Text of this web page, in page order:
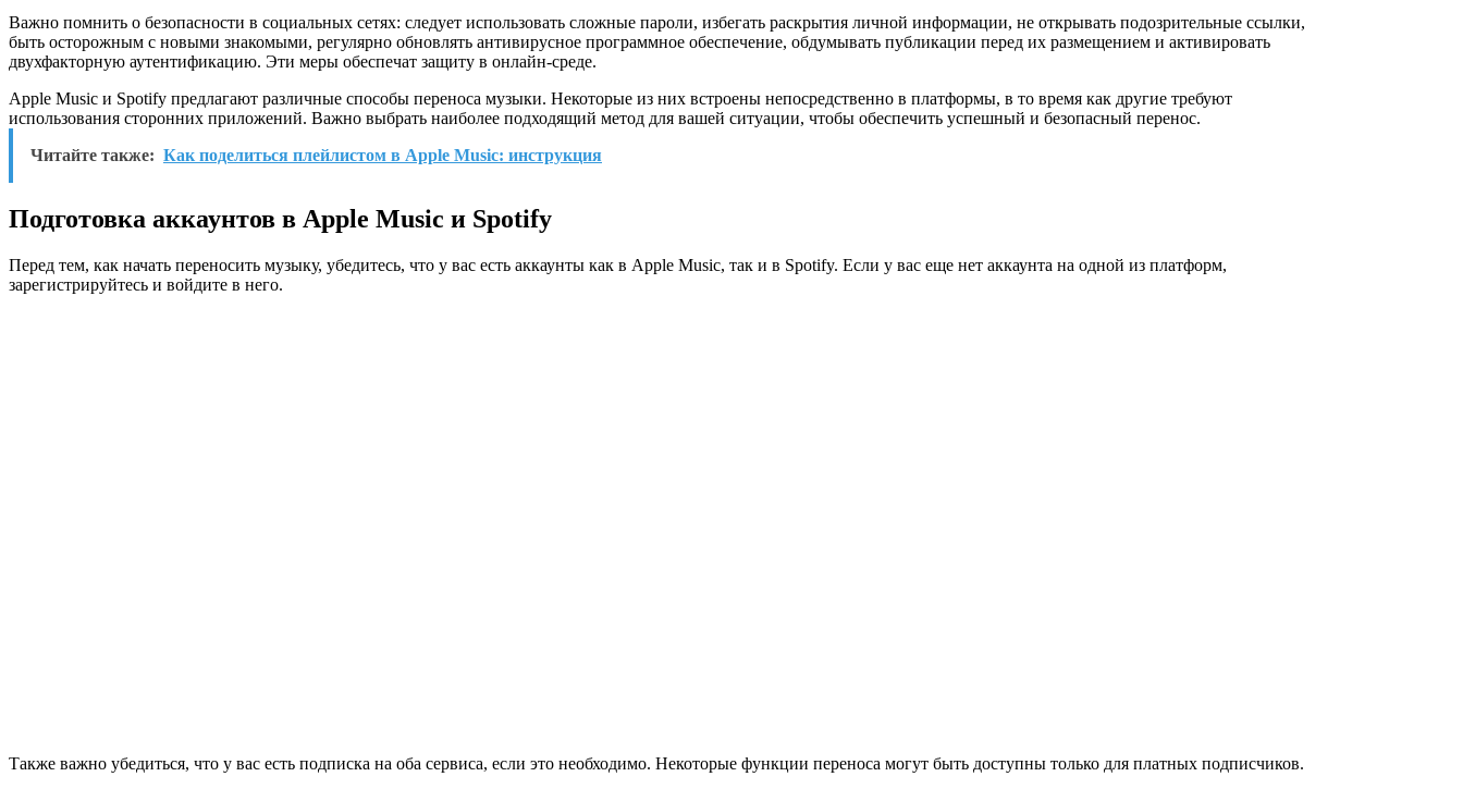
Важно помнить о безопасности в социальных сетях: следует использовать сложные пароли, избегать раскрытия личной информации, не открывать подозрительные ссылки,
быть осторожным с новыми знакомыми, регулярно обновлять антивирусное программное обеспечение, обдумывать публикации перед их размещением и активировать
двухфакторную аутентификацию. Эти меры обеспечат защиту в онлайн-среде.
Apple Music и Spotify предлагают различные способы переноса музыки. Некоторые из них встроены непосредственно в платформы, в то время как другие требуют
использования сторонних приложений. Важно выбрать наиболее подходящий метод для вашей ситуации, чтобы обеспечить успешный и безопасный перенос.
Читайте также: Как поделиться плейлистом в Apple Music: инструкция
Подготовка аккаунтов в Apple Music и Spotify
Перед тем, как начать переносить музыку, убедитесь, что у вас есть аккаунты как в Apple Music, так и в Spotify. Если у вас еще нет аккаунта на одной из платформ,
зарегистрируйтесь и войдите в него.
Также важно убедиться, что у вас есть подписка на оба сервиса, если это необходимо. Некоторые функции переноса могут быть доступны только для платных подписчиков.